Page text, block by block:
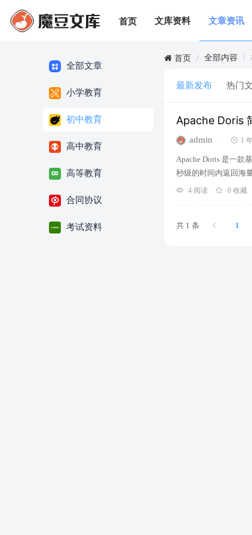
首页 文库资料 文章资讯
全部文章
小学教育
初中教育
高中教育
高等教育
合同协议
考试资料
首页 / 全部内容 /
最新发布 热门
Apache Doris
admin · 1
Apache Doris 是一款
秒级的时间内返回海
4 阅读 0 收藏
共 1 条 1